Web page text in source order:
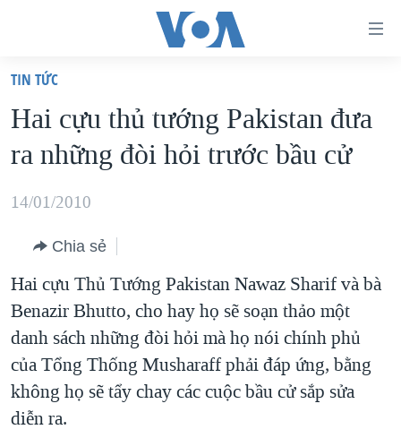
truy
cập
Tới
dung
chính
điều
hướng
chính
Đi
tới
"Tìm"
VIỆT NAM
HOA KỲ
BIỂN ĐÔNG
BLOG
DIỄN ĐÀN
MỤC
TỰ DO BÁO CHÍ
VẠCH TRẦN TIN GIẢ
NGƯỜI VIỆT HẢI NGOẠI
CHUYÊN ĐỀ
CHIẾN TRANH THƯƠNG MẠI CỦA MỸ: QUÁ KHỨ VÀ HIỆN
TẠI
HỌC TIẾNG ANH
VIDEO
TIN TỨC
Hai cựu thủ tướng Pakistan đưa
ra những đòi hỏi trước bầu cử
14/01/2010
Chia sẻ
Hai cựu Thủ Tướng Pakistan Nawaz Sharif và bà
Benazir Bhutto, cho hay họ sẽ soạn thảo một
danh sách những đòi hỏi mà họ nói chính phủ
của Tổng Thống Musharaff phải đáp ứng, bằng
không họ sẽ tẩy chay các cuộc bầu cử sắp sửa
diễn ra.